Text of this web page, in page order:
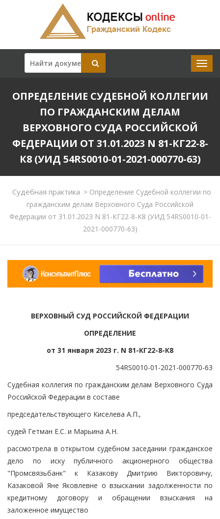
ОПРЕДЕЛЕНИЕ СУДЕБНОЙ КОЛЛЕГИИ
ПО ГРАЖДАНСКИМ ДЕЛАМ
ВЕРХОВНОГО СУДА РОССИЙСКОЙ
ФЕДЕРАЦИИ ОТ 31.01.2023 N 81-КГ22-8-
К8 (УИД 54RS0010-01-2021-000770-63)
Судебная практика > Определение Судебной коллегии по
гражданским делам Верховного Суда Российской
Федерации от 31.01.2023 N 81-КГ22-8-К8 (УИД 54RS0010-01-
2021-000770-63)
ВЕРХОВНЫЙ СУД РОССИЙСКОЙ ФЕДЕРАЦИИ
ОПРЕДЕЛЕНИЕ
от 31 января 2023 г. N 81-КГ22-8-К8
54RS0010-01-2021-000770-63
Судебная коллегия по гражданским делам Верховного Суда
Российской Федерации в составе
председательствующего Киселева А.П.,
судей Гетман Е.С. и Марьина А.Н.
рассмотрела в открытом судебном заседании гражданское
дело по иску публичного акционерного общества
"Промсвязьбанк" к Казакову Дмитрию Викторовичу,
Казаковой Яне Яковлевне о взыскании задолженности по
кредитному договору и обращении взыскания на
заложенное имущество